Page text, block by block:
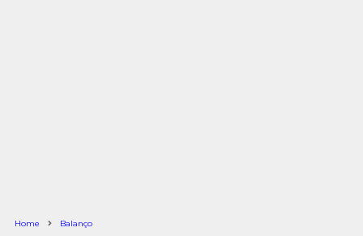
Home Balanço